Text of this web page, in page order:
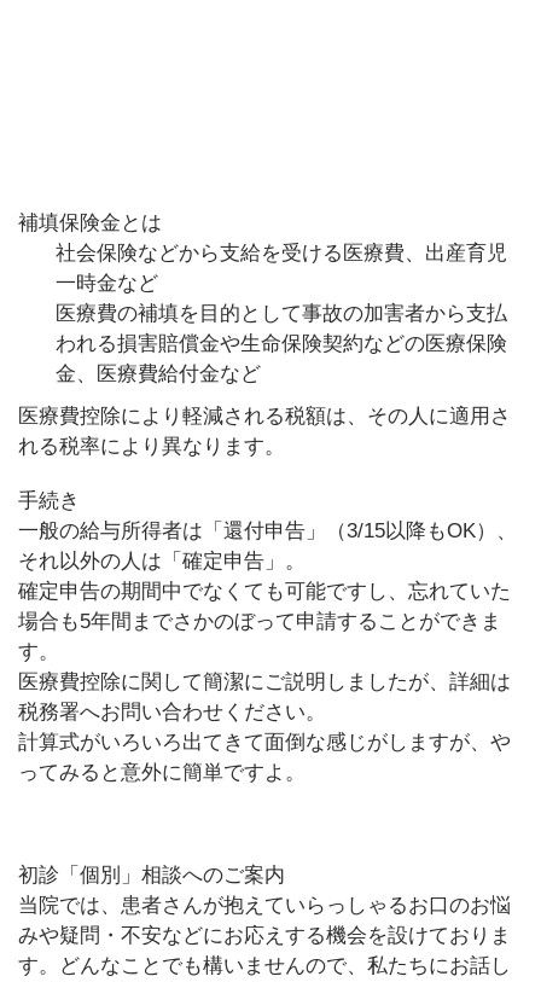
補填保険金とは
社会保険などから支給を受ける医療費、出産育児
一時金など
医療費の補填を目的として事故の加害者から支払
われる損害賠償金や生命保険契約などの医療保険
金、医療費給付金など
医療費控除により軽減される税額は、その人に適用さ
れる税率により異なります。
手続き
一般の給与所得者は「還付申告」（3/15以降もOK）、
それ以外の人は「確定申告」。
確定申告の期間中でなくても可能ですし、忘れていた
場合も5年間までさかのぼって申請することができま
す。
医療費控除に関して簡潔にご説明しましたが、詳細は
税務署へお問い合わせください。
計算式がいろいろ出てきて面倒な感じがしますが、や
ってみると意外に簡単ですよ。
初診「個別」相談へのご案内
当院では、患者さんが抱えていらっしゃるお口のお悩
みや疑問・不安などにお応えする機会を設けておりま
す。どんなことでも構いませんので、私たちにお話し